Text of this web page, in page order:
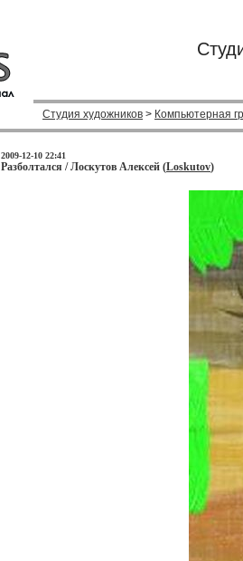
Студия художников > Компьютерная
2009-12-10 22:41
Разболтался / Лоскутов Алексей (Loskutov)